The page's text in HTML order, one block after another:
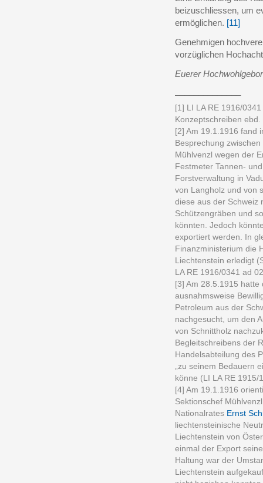
beizuschliessen, um
ermöglichen. [11]
Genehmigen
vorzüglichen
Euerer
[1] LI LA RE 1916/
Konzeptschreiben ebd.
[2] Am 19.1.1916 fand
Besprechung
Mühlvenzl wegen der
Festmeter Tannen-
Forstverwaltung in
von Langholz und von
diese aus der Schweiz
Schützengräben und
könnten. Jedoch
exportiert werden. In
Finanzministerium die
Liechtenstein erledigt
LA RE 1916/0341 ad
[3] Am 28.5.1915
ausnahmsweise
Petroleum aus der
nachgesucht, um den
von Schnittholz
Begleitschreibens der
Handelsabteilung des
„zu seinem Bedauern
könne (LI LA RE 1915/
[4] Am 19.1.1916
Sektionschef
Nationalrates Ernst
liechtensteinische
Liechtenstein von
einmal der Export
Haltung war der
Liechtenstein